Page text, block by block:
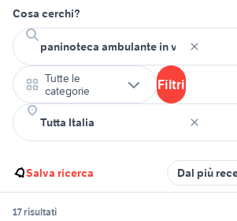
Cosa cerchi?
Tutte le
categorie
Filtri
Salva ricerca Dal più
17 risultati